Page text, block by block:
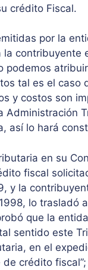
crédito Fiscal.
por la
contribuyente
podemos
tal es el caso
y costos son
Administración
así lo hará
en su
fiscal
y la
lo trasladó
que la
sentido este
en el
crédito